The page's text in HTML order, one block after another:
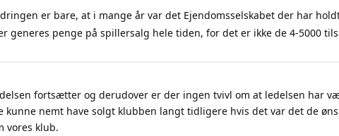
er bare, at i mange år var det Ejendomsselskabet der har
generes penge på spillersalg hele tiden, for det er ikke de 4-5000
fortsætter og derudover er der ingen tvivl om at ledelsen har
kunne nemt have solgt klubben langt tidligere hvis det var det de
vores klub.